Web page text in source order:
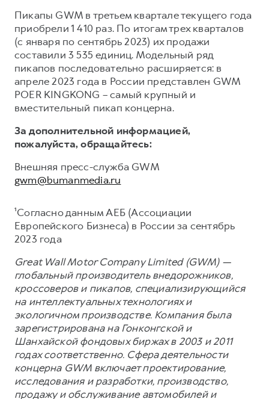
Пикапы GWM в третьем квартале текущего года
приобрели 1 410 раз. По итогам трех кварталов
(с января по сентябрь 2023) их продажи
составили 3 535 единиц. Модельный ряд
пикапов последовательно расширяется: в
апреле 2023 года в России представлен GWM
POER KINGKONG – самый крупный и
вместительный пикап концерна.
За дополнительной информацией,
пожалуйста, обращайтесь:
Внешняя пресс-служба GWM
gwm@bumanmedia.ru
¹Согласно данным АЕБ (Ассоциации
Европейского Бизнеса) в России за сентябрь
2023 года
Great Wall Motor Company Limited (GWM) —
глобальный производитель внедорожников,
кроссоверов и пикапов, специализирующийся
на интеллектуальных технологиях и
экологичном производстве. Компания была
зарегистрирована на Гонконгской и
Шанхайской фондовых биржах в 2003 и 2011
годах соответственно. Сфера деятельности
концерна GWM включает проектирование,
исследования и разработки, производство,
продажу и обслуживание автомобилей и